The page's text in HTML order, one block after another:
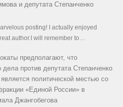
и депутата Степанченко
posting! I actually enjoyed
author.I will remember to…
предполагают, что
дела против депутата Степанченко
политической местью со
«Единой России» в
Джангобегова